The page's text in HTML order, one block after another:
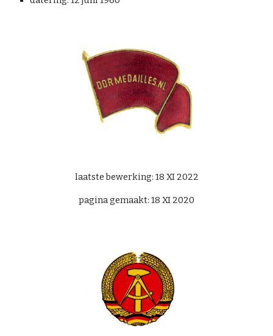
laatste bewerking: 18 XI 2022
pagina gemaakt: 18 XI 2020